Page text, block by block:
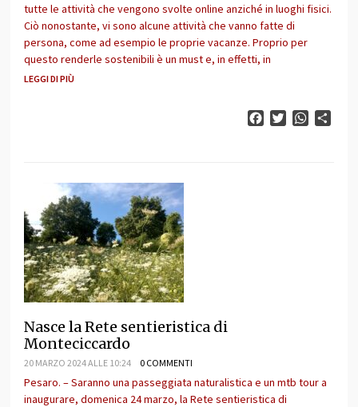
tutte le attività che vengono svolte online anziché in luoghi fisici.
Ciò nonostante, vi sono alcune attività che vanno fatte di
persona, come ad esempio le proprie vacanze. Proprio per
questo renderle sostenibili è un must e, in effetti, in
LEGGI DI PIÙ
FacebookTwitter
Nasce la Rete sentieristica di
Monteciccardo
20 MARZO 2024 ALLE 10:24 0 COMMENTI
Pesaro. – Saranno una passeggiata naturalistica e un mtb tour a
inaugurare, domenica 24 marzo, la Rete sentieristica di